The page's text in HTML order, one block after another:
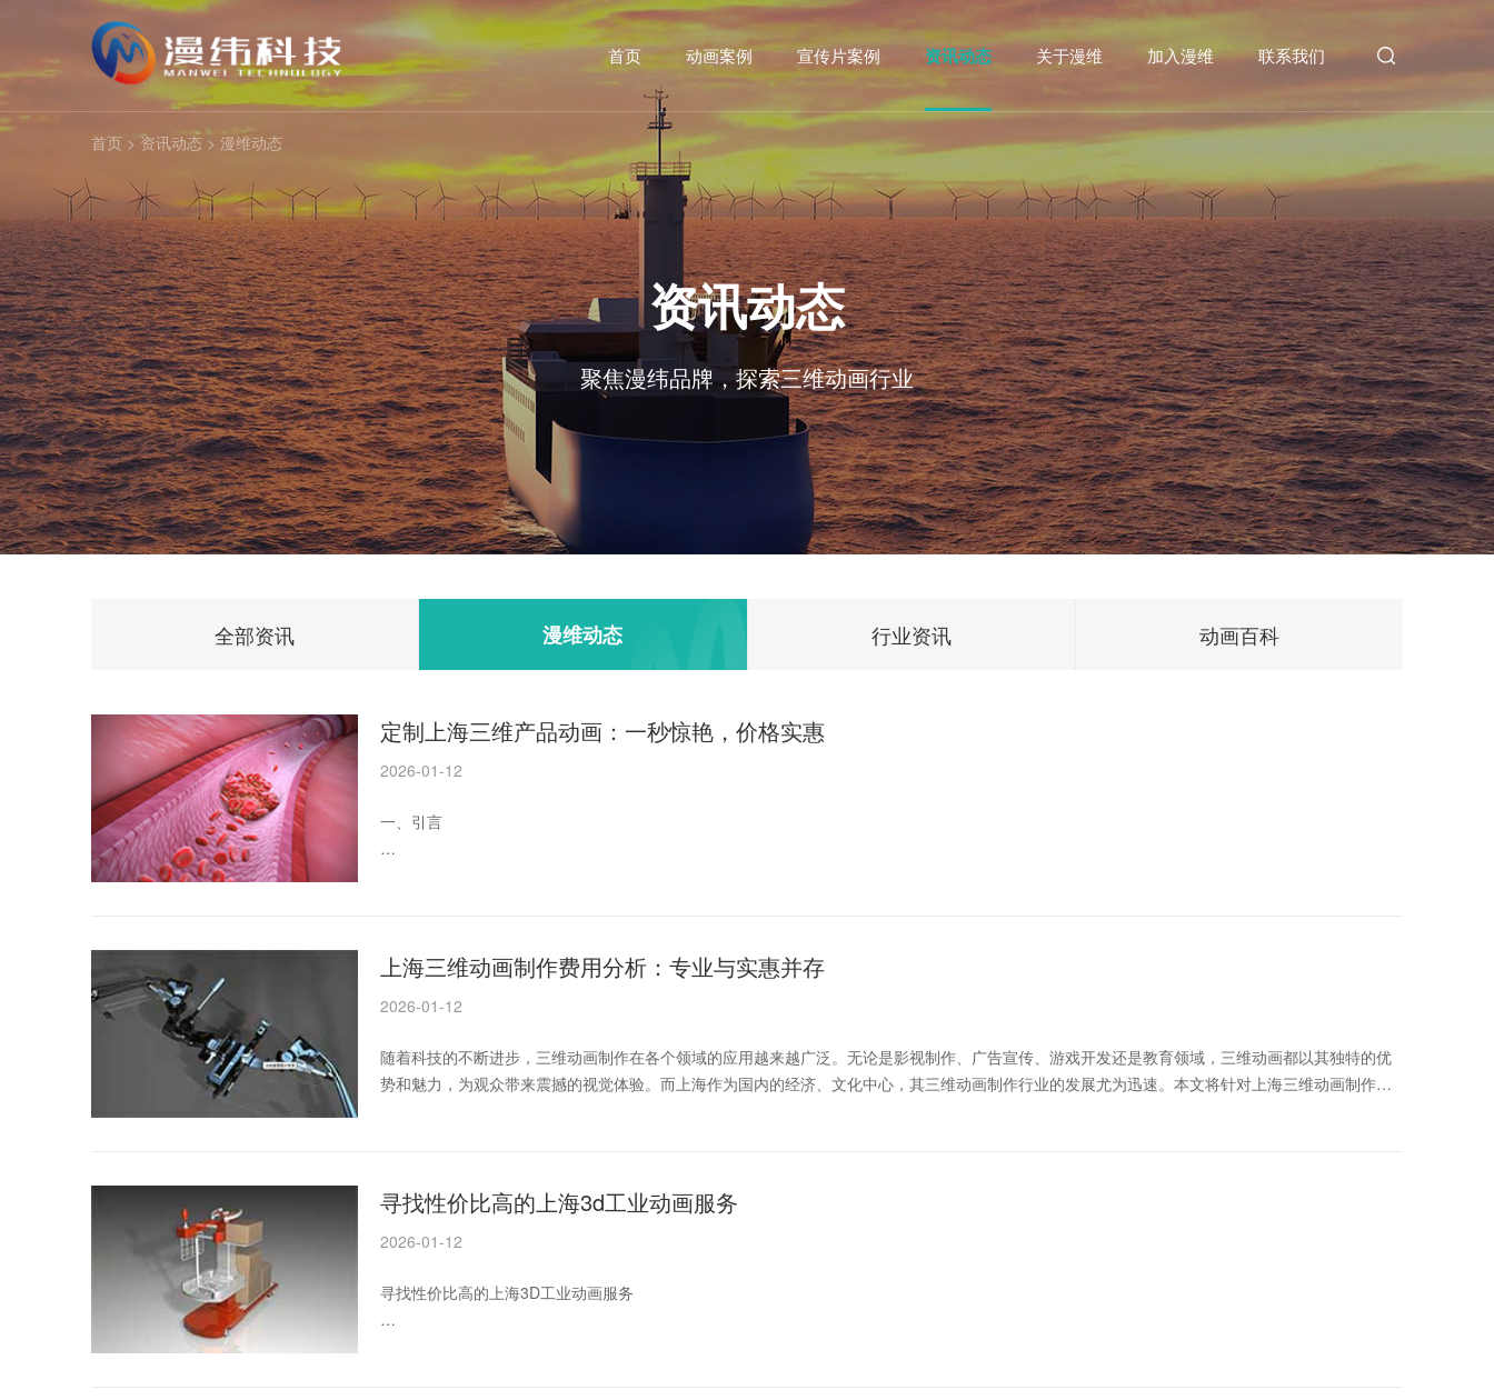
首页 动画案例 宣传片案例 资讯动态 关于漫维 加入漫维 联系我们
首页 > 资讯动态 > 漫维动态
资讯动态
聚焦漫纬品牌，探索三维动画行业
全部资讯 漫维动态 行业资讯 动画百科
定制上海三维产品动画：一秒惊艳，价格实惠
2026-01-12
一、引言
二、三维产品动画的重要性
上海三维动画制作费用分析：专业与实惠并存
2026-01-12
随着科技的不断进步，三维动画制作在各个领域的应用越来越广泛。无论是影视制作、广告宣传、游戏开发还是教育领域，三维动画都以其独特的优
势和魅力，为观众带来震撼的视觉体验。而上海作为国内的经济、文化中心，其三维动画制作行业的发展尤为迅速。本文将针对上海三维动画制作费
三维动画制作费用构成较为复杂，主要包含以下几个方面
寻找性价比高的上海3d工业动画服务
2026-01-12
寻找性价比高的上海3D工业动画服务